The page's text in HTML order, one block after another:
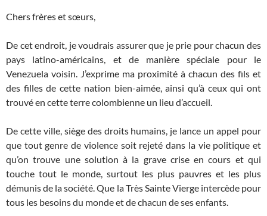
Chers frères et sœurs,
De cet endroit, je voudrais assurer que je prie pour chacun des
pays latino-américains, et de manière spéciale pour le
Venezuela voisin. J’exprime ma proximité à chacun des fils et
des filles de cette nation bien-aimée, ainsi qu’à ceux qui ont
trouvé en cette terre colombienne un lieu d’accueil.
De cette ville, siège des droits humains, je lance un appel pour
que tout genre de violence soit rejeté dans la vie politique et
qu’on trouve une solution à la grave crise en cours et qui
touche tout le monde, surtout les plus pauvres et les plus
démunis de la société. Que la Très Sainte Vierge intercède pour
tous les besoins du monde et de chacun de ses enfants.